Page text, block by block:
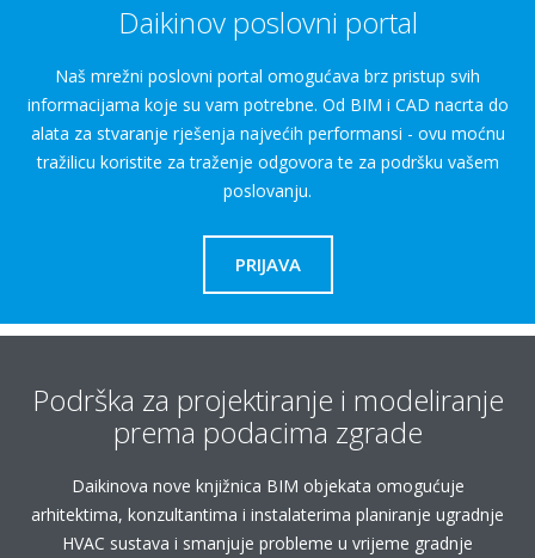
Daikinov poslovni portal
Naš mrežni poslovni portal omogućava brz pristup svih
informacijama koje su vam potrebne. Od BIM i CAD nacrta do
alata za stvaranje rješenja najvećih performansi - ovu moćnu
tražilicu koristite za traženje odgovora te za podršku vašem
poslovanju.
PRIJAVA
Podrška za projektiranje i modeliranje
prema podacima zgrade
Daikinova nove knjižnica BIM objekata omogućuje
arhitektima, konzultantima i instalaterima planiranje ugradnje
HVAC sustava i smanjuje probleme u vrijeme gradnje